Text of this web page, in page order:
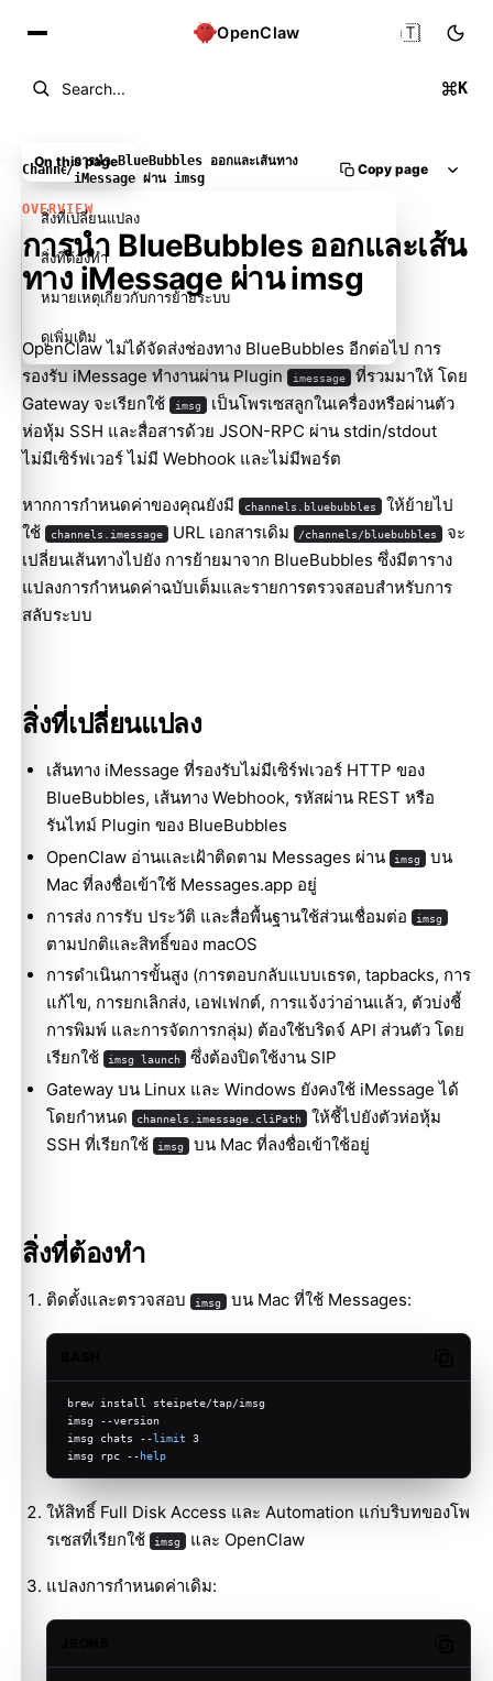
OpenClaw
Search... K
🇹🇭
Channels
/
การนำ BlueBubbles ออกและเส้นทาง
iMessage ผ่าน imsg
Copy page
OVERVIEW
การนำ BlueBubbles ออกและเส้น
ทาง iMessage ผ่าน imsg
OpenClaw ไม่ได้จัดส่งช่องทาง BlueBubbles อีกต่อไป การ
รองรับ iMessage ทำงานผ่าน Plugin
imessage ที่รวมมาให้ โดย
Gateway จะเรียกใช้
imsg เป็นโพรเซสลูกในเครื่องหรือผ่านตัว
ห่อหุ้ม SSH และสื่อสารด้วย JSON-RPC ผ่าน stdin/stdout
ไม่มีเซิร์ฟเวอร์ ไม่มี Webhook และไม่มีพอร์ต
หากการกำหนดค่าของคุณยังมี channels.bluebubbles ให้ย้ายไป
ใช้
channels.imessage URL เอกสารเดิม /channels/bluebubbles
จะ
เปลี่ยนเส้นทางไปยัง การย้ายมาจาก BlueBubbles ซึ่งมีตาราง
แปลงการกำหนดค่าฉบับเต็มและรายการตรวจสอบสำหรับการ
สลับระบบ
สิ่งที่เปลี่ยนแปลง
เส้นทาง iMessage ที่รองรับไม่มีเซิร์ฟเวอร์ HTTP ของ
BlueBubbles, เส้นทาง Webhook, รหัสผ่าน REST หรือ
รันไทม์ Plugin ของ BlueBubbles
OpenClaw อ่านและเฝ้าติดตาม Messages ผ่าน
imsg
บน
Mac ที่ลงชื่อเข้าใช้ Messages.app อยู่
การส่ง การรับ ประวัติ และสื่อพื้นฐานใช้ส่วนเชื่อมต่อ
imsg
ตามปกติและสิทธิ์ของ macOS
การดำเนินการขั้นสูง (การตอบกลับแบบเธรด, tapbacks, การ
แก้ไข, การยกเลิกส่ง, เอฟเฟกต์, การแจ้งว่าอ่านแล้ว, ตัวบ่งชี้
การพิมพ์ และการจัดการกลุ่ม) ต้องใช้บริดจ์ API ส่วนตัว โดย
เรียกใช้
imsg launch
ซึ่งต้องปิดใช้งาน SIP
Gateway บน Linux และ Windows ยังคงใช้ iMessage ได้
โดยกำหนด
channels.imessage.cliPath
ให้ชี้ไปยังตัวห่อหุ้ม
SSH ที่เรียกใช้
imsg บน Mac ที่ลงชื่อเข้าใช้อยู่
สิ่งที่ต้องทำ
ติดตั้งและตรวจสอบ imsg บน Mac ที่ใช้ Messages:
brew install steipete/tap/imsg
imsg --version
imsg chats --limit 3
imsg rpc --help
ให้สิทธิ์ Full Disk Access และ Automation แก่บริบทของโพ
รเซสที่เรียกใช้
imsg และ OpenClaw
แปลงการกำหนดค่าเดิม:
On this page
สิ่งที่เปลี่ยนแปลง
สิ่งที่ต้องทำ
หมายเหตุเกี่ยวกับการย้ายระบบ
ดูเพิ่มเติม